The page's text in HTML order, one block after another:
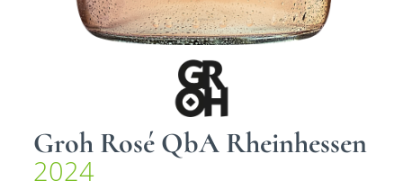
Groh Rosé QbA Rheinhessen
2024